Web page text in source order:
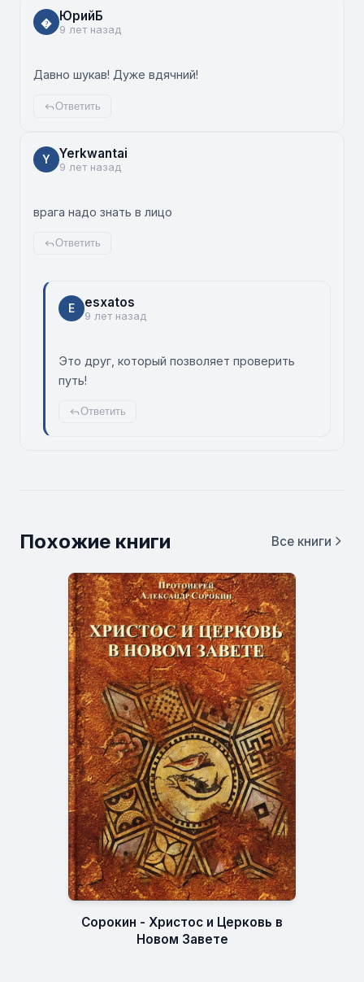
� ЮрийБ
9 лет назад
Давно шукав! Дуже вдячний!
Ответить
Y Yerkwantai
9 лет назад
врага надо знать в лицо
Ответить
E esxatos
9 лет назад
Это друг, который позволяет проверить
путь!
Ответить
Похожие книги Все книги
Сорокин - Христос и Церковь в
Новом Завете